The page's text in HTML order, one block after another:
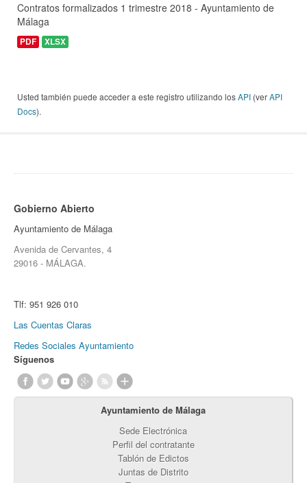
Contratos formalizados 1 trimestre 2018 - Ayuntamiento de
Málaga
PDF XLSX
Usted también puede acceder a este registro utilizando losAPI (verAPI
Docs).
Gobierno Abierto
Ayuntamiento de Málaga
Avenida de Cervantes, 4
29016 - MÁLAGA.
Tlf: 951 926 010
Las Cuentas Claras
Redes Sociales Ayuntamiento
Síguenos
Ayuntamiento de Málaga
Sede Electrónica
Perfil del contratante
Tablón de Edictos
Juntas de Distrito